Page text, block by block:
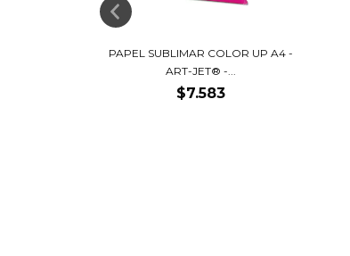
PAPEL SUBLIMAR COLOR UP A4 -
ART-JET® -...
$7.583